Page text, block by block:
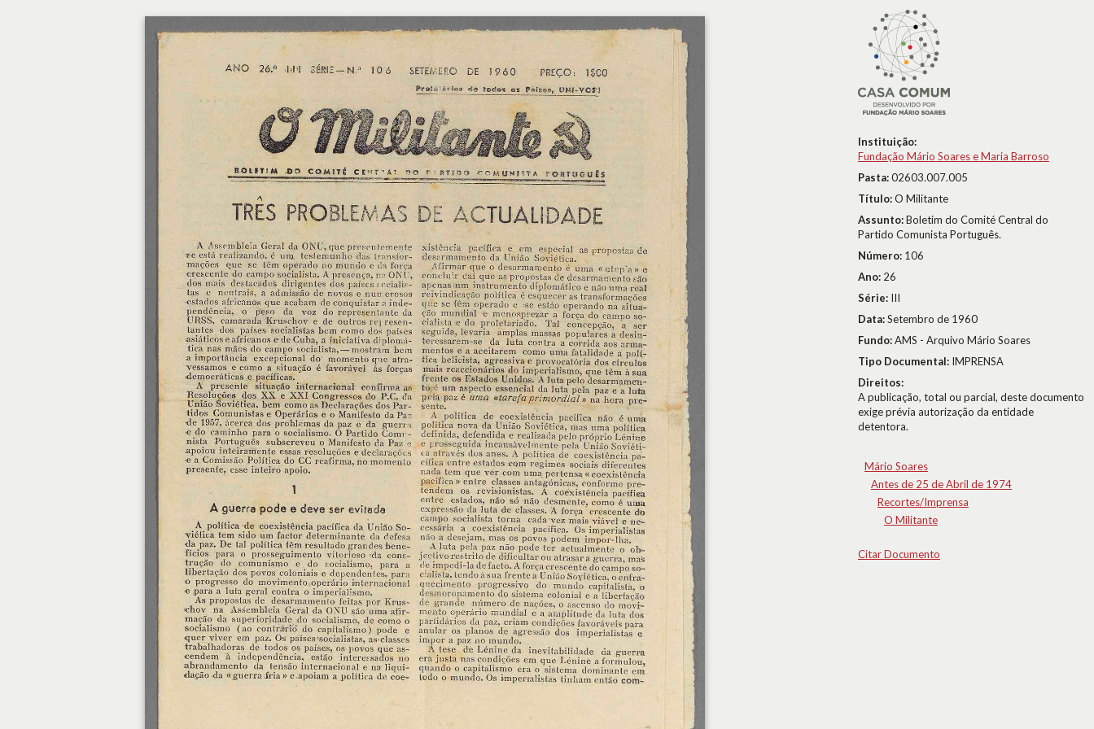
Instituição:
Fundação Mário Soares e Maria Barroso
Pasta:02603.007.005
Título:O Militante
Assunto:Boletim do Comité Central do
Partido Comunista Português.
Número: 106
Ano: 26
Série: III
Data:Setembro de 1960
Fundo:AMS - Arquivo Mário Soares
Tipo Documental: IMPRENSA
Direitos:
A publicação, total ou parcial, deste documento
exige prévia autorização da entidade
detentora.
Mário Soares
Antes de 25 de Abril de 1974
Recortes/Imprensa
O Militante
Citar Documento